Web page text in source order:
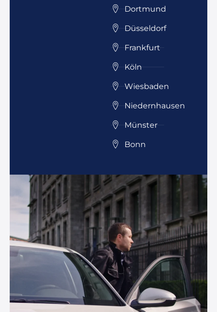
Dortmund
Düsseldorf
Frankfurt
Köln
Wiesbaden
Niedernhausen
Münster
Bonn